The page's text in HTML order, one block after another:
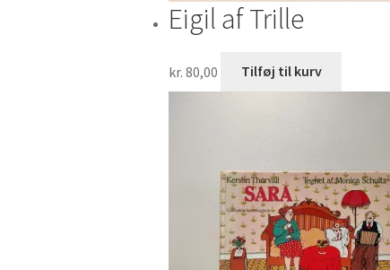
Eigil af Trille
kr. 80,00 Tilføj til kurv